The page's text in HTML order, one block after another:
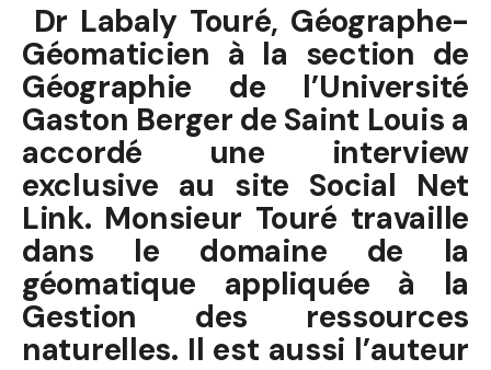
Dr Labaly Touré, Géographe-
Géomaticien à la section de
Géographie de l’Université
Gaston Berger de Saint Louis a
accordé une interview
exclusive au site Social Net
Link. Monsieur Touré travaille
dans le domaine de la
géomatique appliquée à la
Gestion des ressources
naturelles. Il est aussi l’auteur